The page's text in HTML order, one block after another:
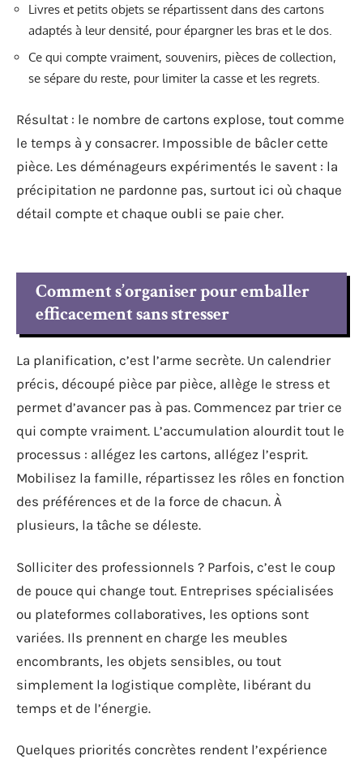
Livres et petits objets se répartissent dans des cartons
adaptés à leur densité, pour épargner les bras et le dos.
Ce qui compte vraiment, souvenirs, pièces de collection,
se sépare du reste, pour limiter la casse et les regrets.
Résultat : le nombre de cartons explose, tout comme
le temps à y consacrer. Impossible de bâcler cette
pièce. Les déménageurs expérimentés le savent : la
précipitation ne pardonne pas, surtout ici où chaque
détail compte et chaque oubli se paie cher.
Comment s’organiser pour emballer
efficacement sans stresser
La planification, c’est l’arme secrète. Un calendrier
précis, découpé pièce par pièce, allège le stress et
permet d’avancer pas à pas. Commencez par trier ce
qui compte vraiment. L’accumulation alourdit tout le
processus : allégez les cartons, allégez l’esprit.
Mobilisez la famille, répartissez les rôles en fonction
des préférences et de la force de chacun. À
plusieurs, la tâche se déleste.
Solliciter des professionnels ? Parfois, c’est le coup
de pouce qui change tout. Entreprises spécialisées
ou plateformes collaboratives, les options sont
variées. Ils prennent en charge les meubles
encombrants, les objets sensibles, ou tout
simplement la logistique complète, libérant du
temps et de l’énergie.
Quelques priorités concrètes rendent l’expérience